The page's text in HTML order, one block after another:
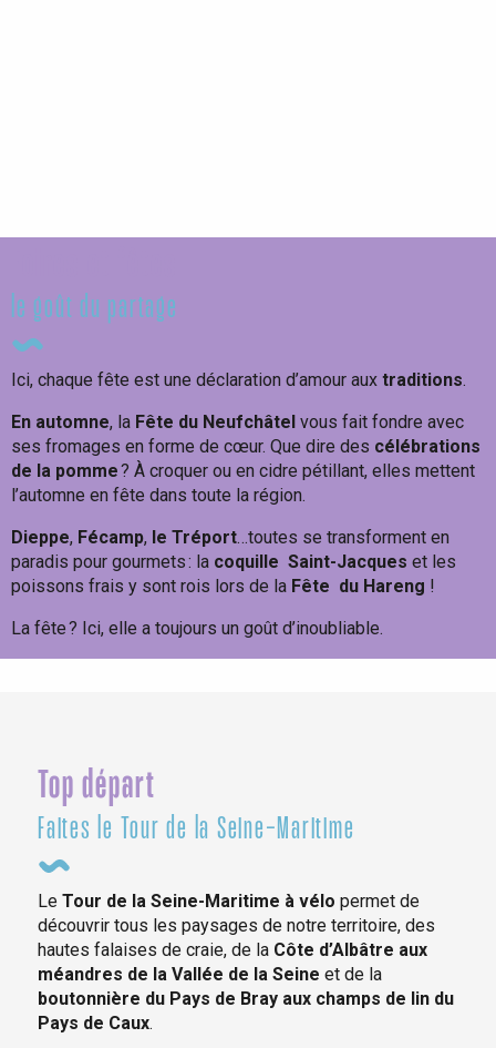
le goût du partage
Ici, chaque fête est une déclaration d’amour aux traditions.
En automne, la Fête du Neufchâtel vous fait fondre avec
ses fromages en forme de cœur. Que dire des célébrations
de la pomme? À croquer ou en cidre pétillant, elles mettent
l’automne en fête dans toute la région.
Dieppe, Fécamp, le Tréport…toutes se transforment en
paradis pour gourmets : la coquille Saint-Jacques et les
poissons frais y sont rois lors de la Fête du Hareng !
La fête ? Ici, elle a toujours un goût d’inoubliable.
Top départ
Faites le Tour de la Seine-Maritime
Le Tour de la Seine-Maritime à vélo permet de
découvrir tous les paysages de notre territoire, des
hautes falaises de craie, de la Côte d’Albâtre aux
méandres de la Vallée de la Seine et de la
boutonnière du Pays de Bray aux champs de lin du
Pays de Caux.